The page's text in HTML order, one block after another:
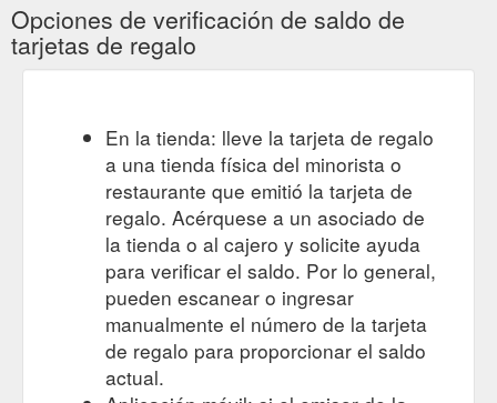
Opciones de verificación de saldo de
tarjetas de regalo
En la tienda: lleve la tarjeta de regalo
a una tienda física del minorista o
restaurante que emitió la tarjeta de
regalo. Acérquese a un asociado de
la tienda o al cajero y solicite ayuda
para verificar el saldo. Por lo general,
pueden escanear o ingresar
manualmente el número de la tarjeta
de regalo para proporcionar el saldo
actual.